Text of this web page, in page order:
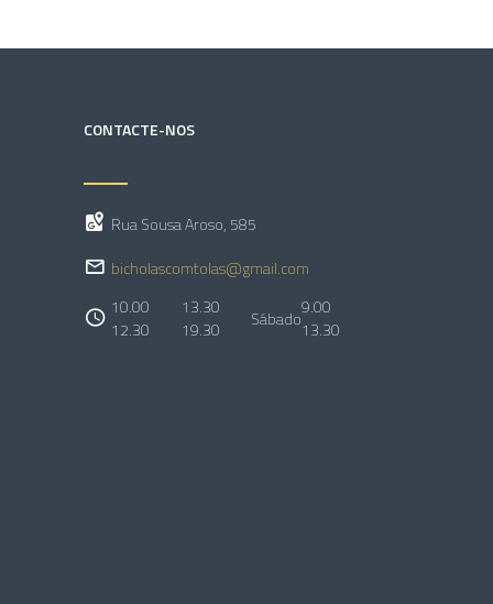
CONTACTE-NOS
Rua Sousa Aroso, 585
bicholascomtolas@gmail.com
10.00
12.30
13.30
19.30
Sábado9.00
13.30